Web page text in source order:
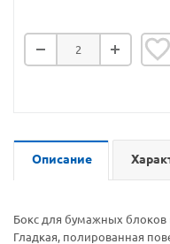
Описание
Бокс для бумажных
Гладкая, полированная